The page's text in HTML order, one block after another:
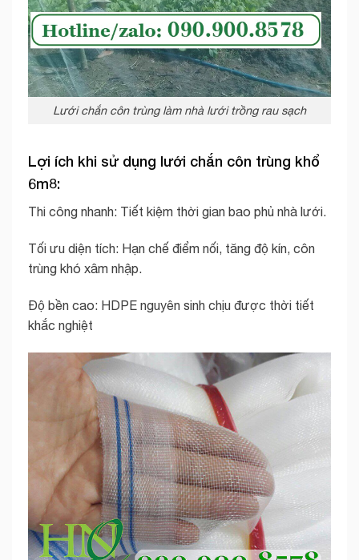
Lưới chắn côn trùng làm nhà lưới trồng rau sạch
Lợi ích khi sử dụng lưới chắn côn trùng khổ
6m8:
Thi công nhanh: Tiết kiệm thời gian bao phủ nhà lưới.
Tối ưu diện tích: Hạn chế điểm nối, tăng độ kín, côn
trùng khó xâm nhập.
Độ bền cao: HDPE nguyên sinh chịu được thời tiết
khắc nghiệt